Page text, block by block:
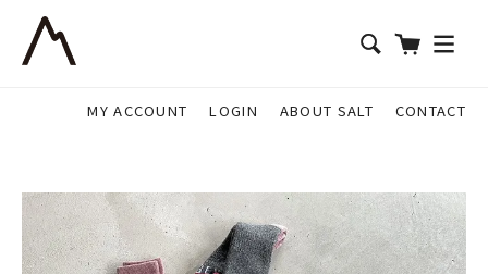
MY ACCOUNT LOGIN ABOUT SALT CONTACT